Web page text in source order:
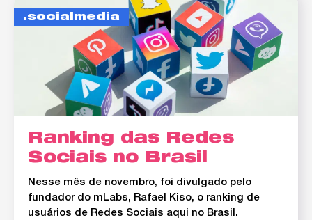
socialmedia
Ranking das Redes
Sociais no Brasil
Nesse mês de novembro, foi divulgado pelo
fundador do mLabs, Rafael Kiso, o ranking de
usuários de Redes Sociais aqui no Brasil.